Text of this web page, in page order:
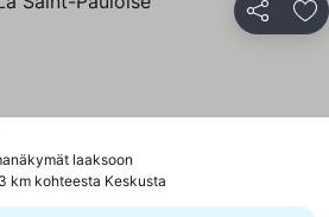
Jaa
laaksoon
km kohteesta Keskusta